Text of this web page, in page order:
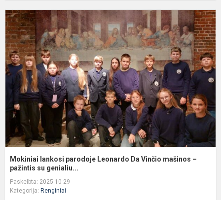
Mokiniai lankosi parodoje Leonardo Da Vinčio mašinos –
pažintis su genialiu...
Paskelbta: 2025-10-29
Kategorija: Renginiai